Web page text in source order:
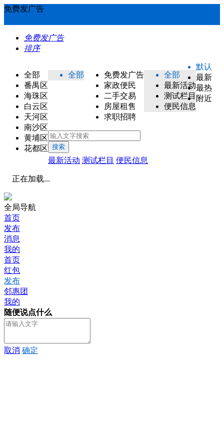
免费发广告
免费发广告
排序
全部
番禺区
海珠区
白云区
天河区
南沙区
黄埔区
花都区
全部
免费发广告
家政便民
二手交易
房屋租售
求职招聘
全部
最新活动
测试栏目
便民信息
默认
最新
最热
附近
搜索
最新活动 测试栏目 便民信息
正在加载...
全局导航
首页
发布
消息
我的
首页
红包
发布
邻惠团
我的
随便说点什么
取消 确定